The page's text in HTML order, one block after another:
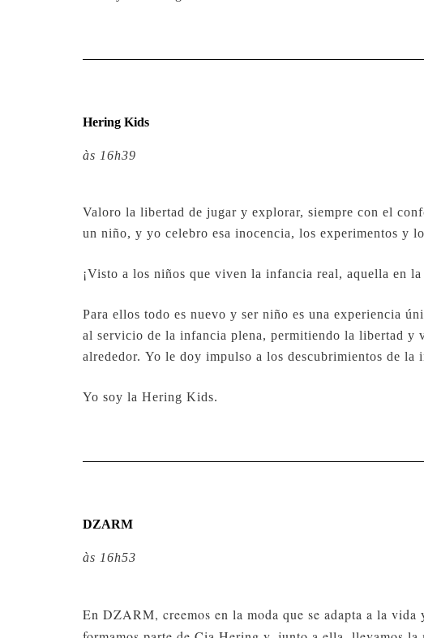
Hering Kids
às 16h39
Valoro la libertad de jugar y explorar, siempre con el
un niño, y yo celebro esa inocencia, los experimentos y
¡Visto a los niños que viven la infancia real, aquella en
Para ellos todo es nuevo y ser niño es una experiencia
al servicio de la infancia plena, permitiendo la libertad y
alrededor. Yo le doy impulso a los descubrimientos de la
Yo soy la Hering Kids.
DZARM
às 16h53
En DZARM, creemos en la moda que se adapta a la